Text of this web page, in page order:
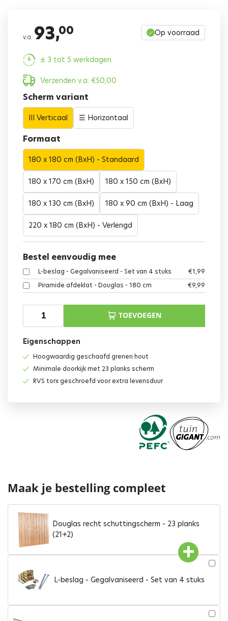
v.a. 93,00 Op voorraad
± 3 tot 5 werkdagen
Verzenden v.a. €50,00
Scherm variant
III Verticaal ☰ Horizontaal
Formaat
180 x 180 cm (BxH) - Standaard
180 x 170 cm (BxH) 180 x 150 cm (BxH)
180 x 130 cm (BxH) 180 x 90 cm (BxH) - Laag
220 x 180 cm (BxH) - Verlengd
Bestel eenvoudig mee
L-beslag - Gegalvaniseerd - Set van 4 stuks €1,99
Piramide afdeklat - Douglas - 180 cm
€9,99
TOEVOEGEN
Eigenschappen
Hoogwaardig geschaafd grenen hout
Minimale doorkijk met 23 planks scherm
RVS torx geschroefd voor extra levensduur
Maak je bestelling compleet
Douglas recht schuttingscherm - 23 planks
(21+2)
L-beslag - Gegalvaniseerd - Set van 4 stuks